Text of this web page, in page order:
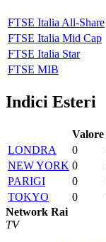
FTSE Italia All-Share
FTSE Italia Mid Cap
FTSE Italia Star
FTSE MIB
Indici Esteri
Valore
LONDRA
0
NEW YORK 0
PARIGI
0
TOKYO
0
Network Rai
TV